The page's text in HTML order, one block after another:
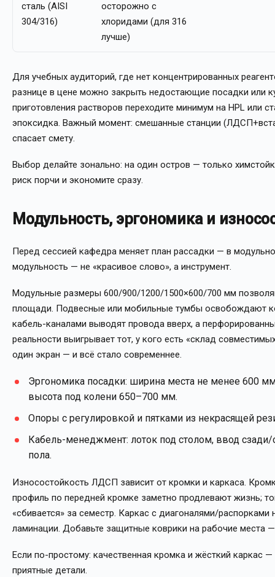
сталь (AISI
304/316)
осторожно с
хлоридами (для 316
лучше)
Для учебных аудиторий, где нет концентрированных
разнице в цене можно закрыть недостающие посадки или
приготовления растворов переходите минимум на HPL или
эпоксидка. Важный момент: смешанные станции
спасает смету.
Выбор делайте зонально: на один остров — только
риск порчи и экономите сразу.
Модульность, эргономика и
Перед сессией кафедра меняет план рассадки — в
модульность — не «красивое слово», а инструмент.
Модульные размеры 600/900/1200/1500×600/700 мм
площади. Подвесные или мобильные тумбы освобождают
кабель-каналами выводят провода вверх, а
реальности выигрывает тот, у кого есть «склад
один экран — и всё стало современнее.
Эргономика посадки: ширина места не менее 600
высота под колени 650–700 мм.
Опоры с регулировкой и пятками из некрасящей
Кабель-менеджмент: лоток под столом, ввод сзади/
пола.
Износостойкость ЛДСП зависит от кромки и каркаса.
профиль по передней кромке заметно продлевают жизнь;
«сбивается» за семестр. Каркас с диагоналями/
ламинации. Добавьте защитные коврики на рабочие места
Если по-простому: качественная кромка и жёсткий каркас
приятные детали.